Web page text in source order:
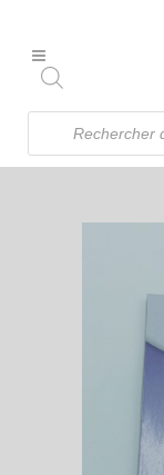
Recherche
produits